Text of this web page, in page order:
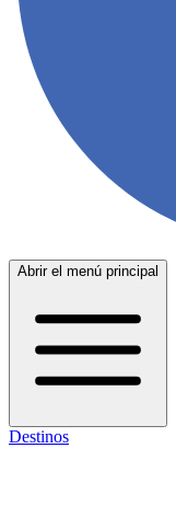
Abrir el menú principal
Destinos